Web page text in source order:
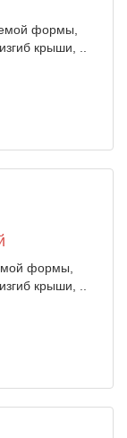
формы,
крыши, ..
формы,
крыши, ..